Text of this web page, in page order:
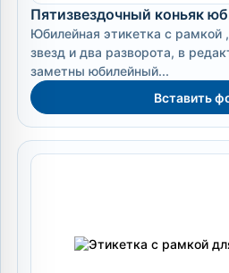
Пятизвездочный коньяк
Юбилейная этикетка с рамкой
звезд и два разворота, в
заметны юбилейный...
Вставить